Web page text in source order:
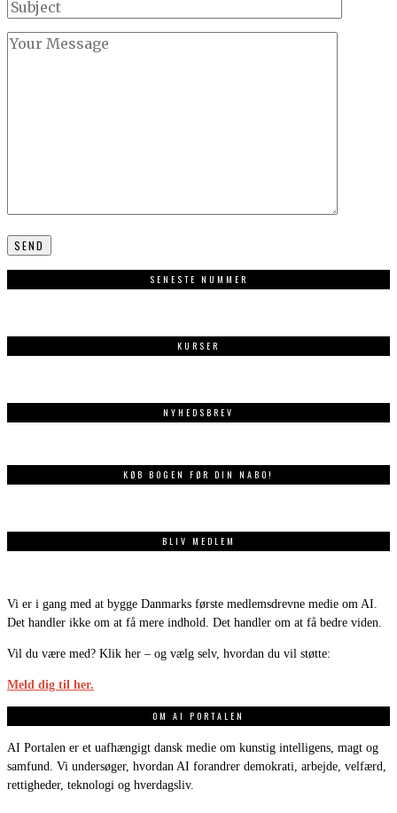
SENESTE NUMMER
KURSER
NYHEDSBREV
KØB BOGEN FØR DIN NABO!
BLIV MEDLEM
Vi er i gang med at bygge Danmarks første medlemsdrevne medie om AI.
Det handler ikke om at få mere indhold. Det handler om at få bedre viden.
Vil du være med? Klik her – og vælg selv, hvordan du vil støtte:
Meld dig til her.
OM AI PORTALEN
AI Portalen er et uafhængigt dansk medie om kunstig intelligens, magt og
samfund. Vi undersøger, hvordan AI forandrer demokrati, arbejde, velfærd,
rettigheder, teknologi og hverdagsliv.